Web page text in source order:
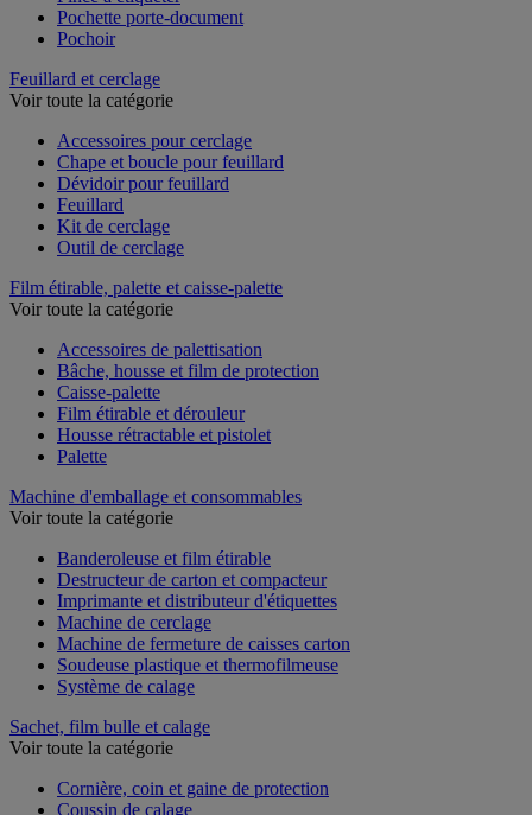
Pince à étiqueter
Pochette porte-document
Feuillard et cerclage
Accessoires pour cerclage
Chape et boucle pour feuillard
Dévidoir pour feuillard
Feuillard
Kit de cerclage
Film étirable, palette et caisse-palette
Accessoires de palettisation
Bâche, housse et film de protection
Caisse-palette
Film étirable et dérouleur
Housse rétractable et pistolet
Machine d'emballage et consommables
Banderoleuse et film étirable
Destructeur de carton et compacteur
Imprimante et distributeur d'étiquettes
Machine de cerclage
Machine de fermeture de caisses carton
Soudeuse plastique et thermofilmeuse
Sachet, film bulle et calage
Cornière, coin et gaine de protection